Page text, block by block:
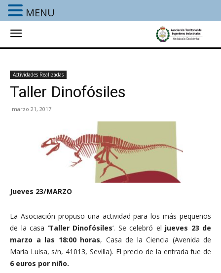
Actividades Realizadas
Taller Dinofósiles
marzo 21, 2017
Jueves 23/MARZO
La Asociación propuso una actividad para los más pequeños
de la casa ‘Taller Dinofósiles‘. Se celebró el jueves 23 de
marzo a las 18:00 horas, Casa de la Ciencia (Avenida de
Maria Luisa, s/n, 41013, Sevilla). El precio de la entrada fue de
6 euros por niño.
MENU